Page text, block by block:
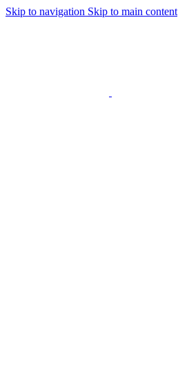
Skip to navigation Skip to main content